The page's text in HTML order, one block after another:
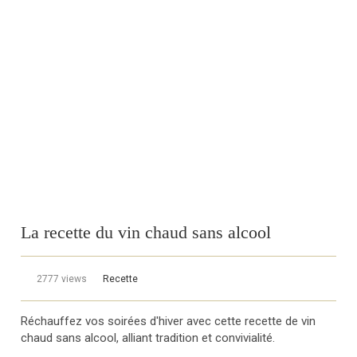
La recette du vin chaud sans alcool
2777 views Recette
Réchauffez vos soirées d'hiver avec cette recette de vin
chaud sans alcool, alliant tradition et convivialité.